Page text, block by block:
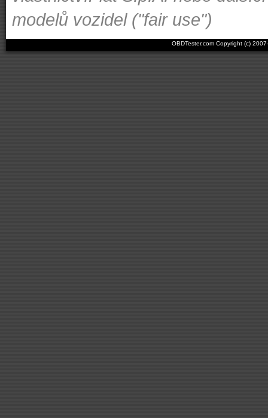
modelů vozidel ("fair use")
OBDTester.com Copyright (c)